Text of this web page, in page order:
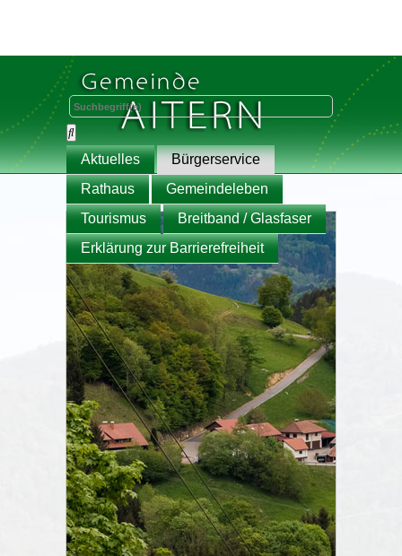
Aktuelles
Bürgerservice
Rathaus
Gemeindeleben
Tourismus
Breitband / Glasfaser
Erklärung zur Barrierefreiheit